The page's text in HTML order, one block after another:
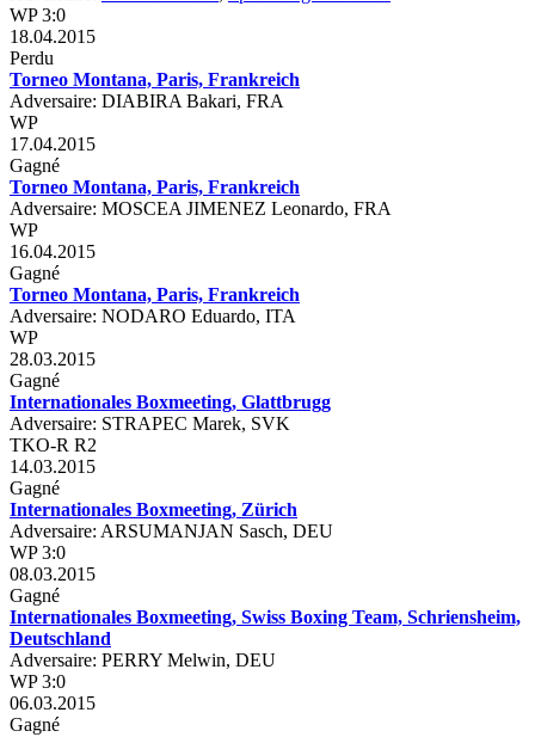
WP 3:0
18.04.2015
Perdu
Torneo Montana, Paris, Frankreich
Adversaire: DIABIRA Bakari, FRA
WP
17.04.2015
Gagné
Torneo Montana, Paris, Frankreich
Adversaire: MOSCEA JIMENEZ Leonardo, FRA
WP
16.04.2015
Gagné
Torneo Montana, Paris, Frankreich
Adversaire: NODARO Eduardo, ITA
WP
28.03.2015
Gagné
Internationales Boxmeeting, Glattbrugg
Adversaire: STRAPEC Marek, SVK
TKO-R R2
14.03.2015
Gagné
Internationales Boxmeeting, Zürich
Adversaire: ARSUMANJAN Sasch, DEU
WP 3:0
08.03.2015
Gagné
Internationales Boxmeeting, Swiss Boxing Team, Schriensheim,
Deutschland
Adversaire: PERRY Melwin, DEU
WP 3:0
06.03.2015
Gagné